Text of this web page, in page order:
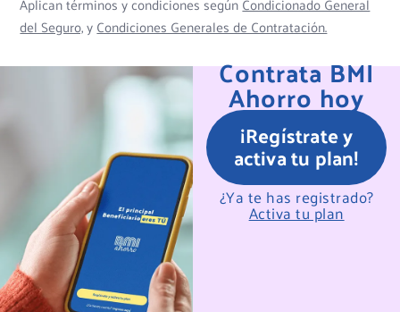
del Seguro,yCondiciones Generales de Contratación.
Contrata BMI
Ahorro hoy
¡Regístrate y
activa tu plan!
¿Ya te has registrado?
Activa tu plan